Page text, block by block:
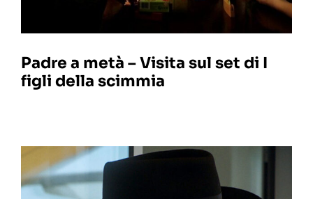
Padre a metà – Visita sul set di I
figli della scimmia